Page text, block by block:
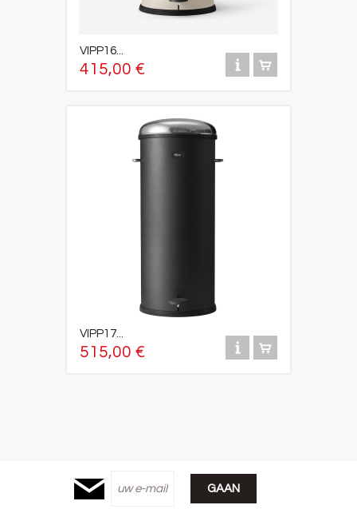
VIPP16...
415,00 €
VIPP17...
515,00 €